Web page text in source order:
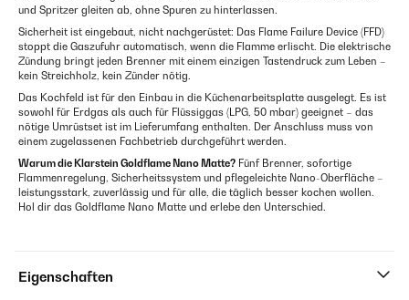
und Spritzer gleiten ab, ohne Spuren zu hinterlassen.
Sicherheit ist eingebaut, nicht nachgerüstet: Das Flame Failure Device (FFD)
stoppt die Gaszufuhr automatisch, wenn die Flamme erlischt. Die elektrische
Zündung bringt jeden Brenner mit einem einzigen Tastendruck zum Leben –
kein Streichholz, kein Zünder nötig.
Das Kochfeld ist für den Einbau in die Küchenarbeitsplatte ausgelegt. Es ist
sowohl für Erdgas als auch für Flüssiggas (LPG, 50 mbar) geeignet – das
nötige Umrüstset ist im Lieferumfang enthalten. Der Anschluss muss von
einem zugelassenen Fachbetrieb durchgeführt werden.
Warum die Klarstein Goldflame Nano Matte? Fünf Brenner, sofortige
Flammenregelung, Sicherheitssystem und pflegeleichte Nano-Oberfläche –
leistungsstark, zuverlässig und für alle, die täglich besser kochen wollen.
Hol dir das Goldflame Nano Matte und erlebe den Unterschied.
Eigenschaften